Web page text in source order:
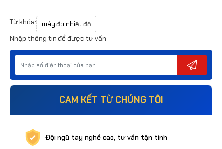
Từ khóa: máy đo nhiệt độ
Nhập thông tin để được tư vấn
CAM KẾT TỪ CHÚNG TÔI
Đội ngũ tay nghề cao, tư vấn tận tình